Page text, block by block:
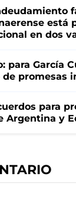
está
en dos
para García
de promesas
para
Argentina y